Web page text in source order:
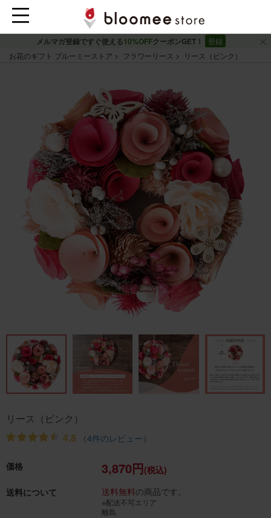
メルマガ登録ですぐ使える10%OFFクーポンGET！
登録
お花のギフト ブルーミーストア
フラワーリース リース（ピンク）
リース（ピンク）
4.8
（4件のレビュー）
価格 3,870円(税込)
送料について
送料無料の商品です。
※配送不可エリア
離島